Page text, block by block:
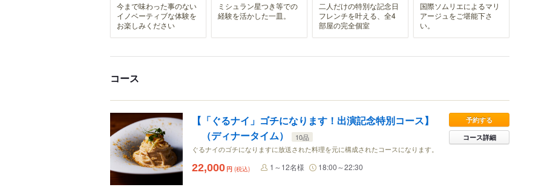
今まで味わった事のない
イノベーティブな体験を
お楽しみください
ミシュラン星つき等での
経験を活かした一皿。
二人だけの特別な記念日
フレンチを叶える、全4
部屋の完全個室
国際ソムリエによるマリ
アージュをご堪能下さ
い。
コース
【「ぐるナイ」ゴチになります！出演記念特別コース】
（ディナータイム）
10品
ぐるナイのゴチになりますに放送された料理を元に構成されたコースになります。
予約する
コース詳細
22,000 円 (税込) 1～12名様 18:00～22:30